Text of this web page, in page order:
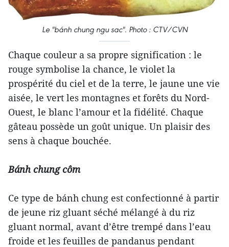
Le "bánh chung ngu sac". Photo : CTV/CVN
Chaque couleur a sa propre signification : le
rouge symbolise la chance, le violet la
prospérité du ciel et de la terre, le jaune une vie
aisée, le vert les montagnes et forêts du Nord-
Ouest, le blanc l’amour et la fidélité. Chaque
gâteau possède un goût unique. Un plaisir des
sens à chaque bouchée.
Bánh chung côm
Ce type de bánh chung est confectionné à partir
de jeune riz gluant séché mélangé à du riz
gluant normal, avant d’être trempé dans l’eau
froide et les feuilles de pandanus pendant